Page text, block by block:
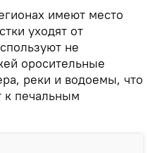
имеют место
уходят от
не
оросительные
реки и водоемы, что
к печальным